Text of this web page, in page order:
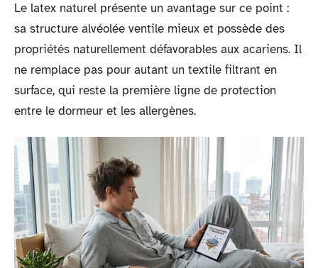
Le latex naturel présente un avantage sur ce point :
sa structure alvéolée ventile mieux et possède des
propriétés naturellement défavorables aux acariens. Il
ne remplace pas pour autant un textile filtrant en
surface, qui reste la première ligne de protection
entre le dormeur et les allergènes.